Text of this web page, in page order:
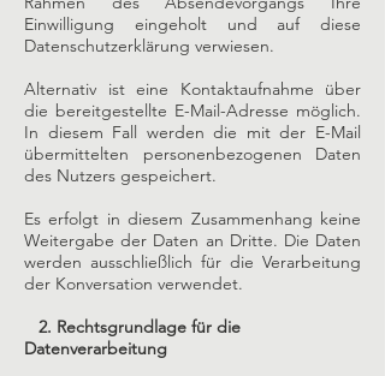
Einwilligung eingeholt und auf diese
Datenschutzerklärung verwiesen.
Alternativ ist eine Kontaktaufnahme über
die bereitgestellte E-Mail-Adresse möglich.
In diesem Fall werden die mit der E-Mail
übermittelten personenbezogenen Daten
des Nutzers gespeichert.
Es erfolgt in diesem Zusammenhang keine
Weitergabe der Daten an Dritte. Die Daten
werden ausschließlich für die Verarbeitung
der Konversation verwendet.
2. Rechtsgrundlage für die
Datenverarbeitung